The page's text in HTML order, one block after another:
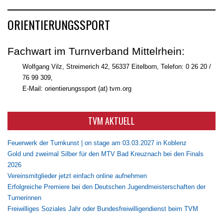
ORIENTIERUNGSSPORT
Fachwart im Turnverband Mittelrhein:
Wolfgang Vilz, Streimerich 42, 56337 Eitelborn, Telefon: 0 26 20 /
76 99 309,
E-Mail: orientierungssport (at) tvm.org
TVM AKTUELL
Feuerwerk der Turnkunst | on stage am 03.03.2027 in Koblenz
Gold und zweimal Silber für den MTV Bad Kreuznach bei den Finals
2026
Vereinsmitglieder jetzt einfach online aufnehmen
Erfolgreiche Premiere bei den Deutschen Jugendmeisterschaften der
Turnerinnen
Freiwilliges Soziales Jahr oder Bundesfreiwilligendienst beim TVM